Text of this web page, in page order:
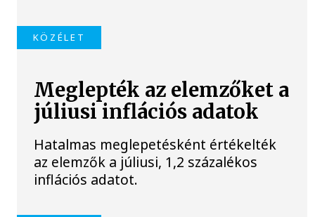
KÖZÉLET
Meglepték az elemzőket a
júliusi inflációs adatok
Hatalmas meglepetésként értékelték
az elemzők a júliusi, 1,2 százalékos
inflációs adatot.